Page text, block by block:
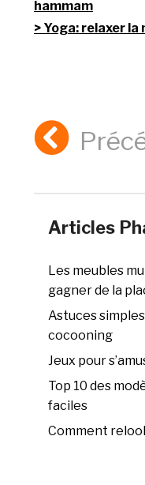
hammam
Yoga: relaxer la
Articles
Les meubles
gagner de la
Astuces
cocooning
Jeux pour
Top 10 des
faciles
Comment